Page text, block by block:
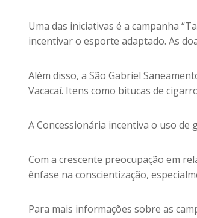
Uma das iniciativas é a campanha
incentivar o esporte adaptado. As
Além disso, a São Gabriel
Vacacaí. Itens como bitucas de
A Concessionária incentiva o uso
Com a crescente preocupação em
ênfase na conscientização,
Para mais informações sobre as